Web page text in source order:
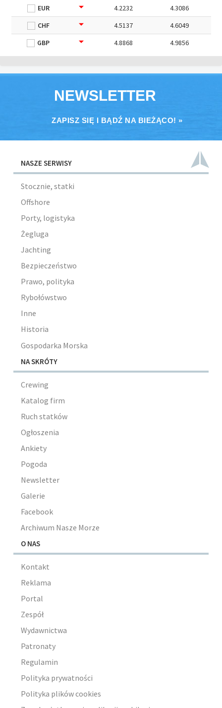
EUR
4.2232
4.3086
CHF
4.5137
4.6049
GBP
4.8868 4.9856
NEWSLETTER
ZAPISZ SIĘ I BĄDŹ NA BIEŻĄCO! »
NASZE SERWISY
Stocznie, statki
Offshore
Porty, logistyka
Żegluga
Jachting
Bezpieczeństwo
Prawo, polityka
Rybołówstwo
Inne
Historia
Gospodarka Morska
NA SKRÓTY
Crewing
Katalog firm
Ruch statków
Ogłoszenia
Ankiety
Pogoda
Newsletter
Galerie
Facebook
Archiwum Nasze Morze
O NAS
Kontakt
Reklama
Portal
Zespół
Wydawnictwa
Patronaty
Regulamin
Polityka prywatności
Polityka plików cookies